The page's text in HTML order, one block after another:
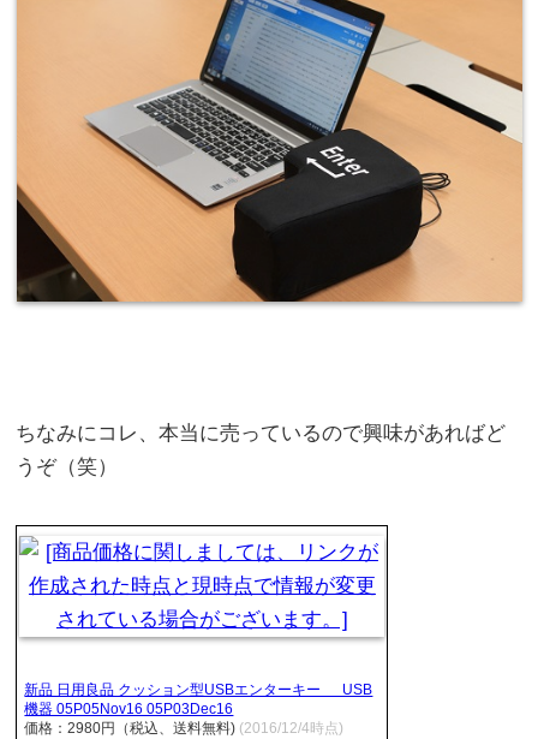
ちなみにコレ、本当に売っているので興味があればど
うぞ（笑）
新品 日用良品 クッション型USBエンターキー USB
機器 05P05Nov16 05P03Dec16
価格：2980円（税込、送料無料) (2016/12/4時点)